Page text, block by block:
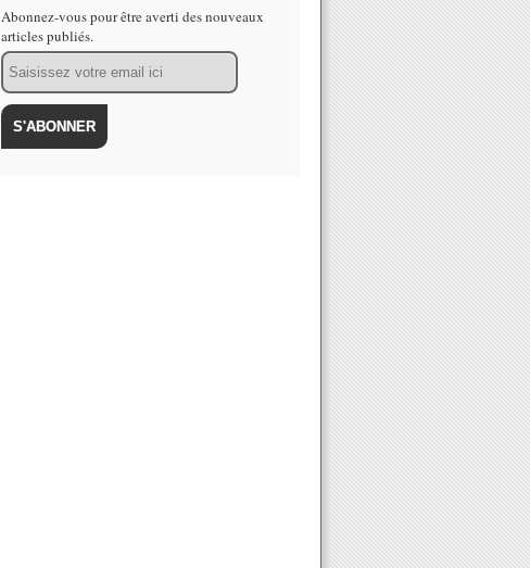
Abonnez-vous pour être averti des nouveaux
articles publiés.
Email